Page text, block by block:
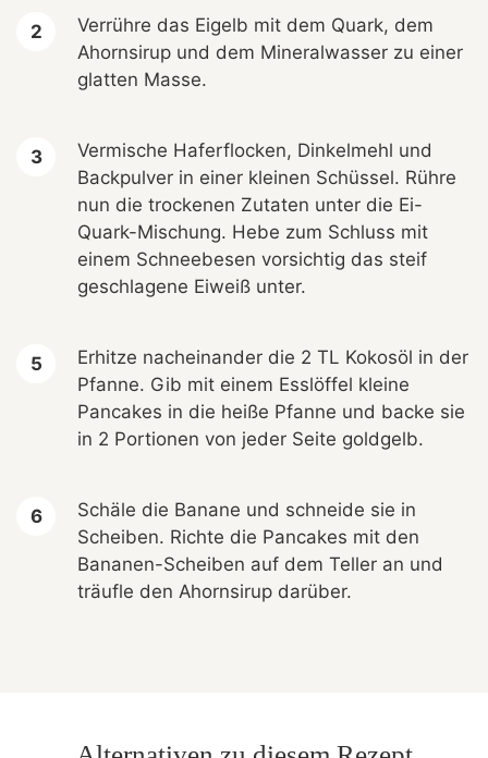
Verrühre das Eigelb mit dem Quark, dem
Ahornsirup und dem Mineralwasser zu einer
glatten Masse.
Vermische Haferflocken, Dinkelmehl und
Backpulver in einer kleinen Schüssel. Rühre
nun die trockenen Zutaten unter die Ei-
Quark-Mischung. Hebe zum Schluss mit
einem Schneebesen vorsichtig das steif
geschlagene Eiweiß unter.
Erhitze nacheinander die 2 TL Kokosöl in der
Pfanne. Gib mit einem Esslöffel kleine
Pancakes in die heiße Pfanne und backe sie
in 2 Portionen von jeder Seite goldgelb.
Schäle die Banane und schneide sie in
Scheiben. Richte die Pancakes mit den
Bananen-Scheiben auf dem Teller an und
träufle den Ahornsirup darüber.